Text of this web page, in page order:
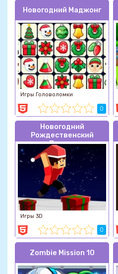
Новогодний Маджонг
Игры Головоломки
0
Новогодний
Рождественский
Паркур
Игры 3D
0
Zombie Mission 10